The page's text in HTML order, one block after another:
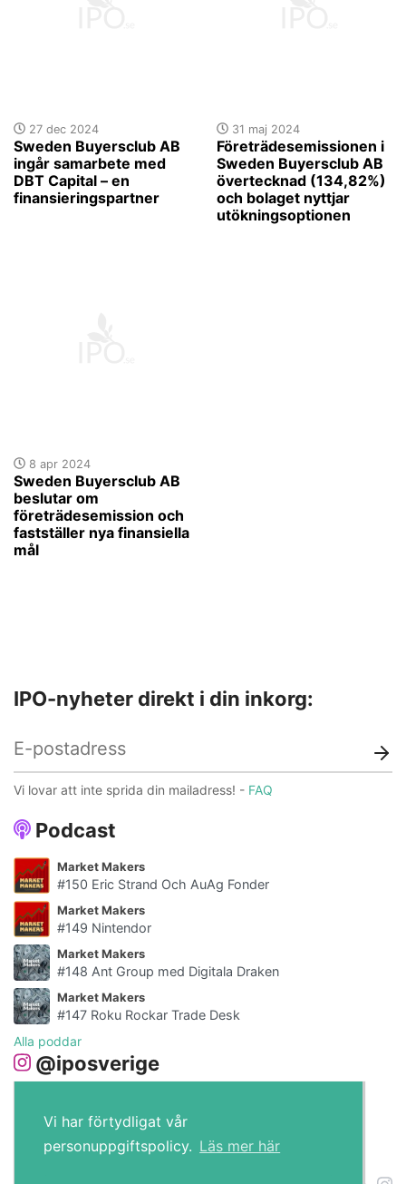
Vi har förtydligat vår
personuppgiftspolicy. Läs mer här
27 dec 2024
Sweden Buyersclub AB
ingår samarbete med
DBT Capital – en
finansieringspartner
31 maj 2024
Företrädesemissionen i
Sweden Buyersclub AB
övertecknad (134,82%)
och bolaget nyttjar
utökningsoptionen
8 apr 2024
Sweden Buyersclub AB
beslutar om
företrädesemission och
fastställer nya finansiella
mål
Podcast
Market Makers
#150 Eric Strand Och AuAg Fonder
Market Makers
#149 Nintendor
Market Makers
#148 Ant Group med Digitala Draken
Market Makers
#147 Roku Rockar Trade Desk
Alla poddar
@iposverige
IPO-nyheter direkt i din inkorg:
Vi lovar att inte sprida din mailadress! - FAQ